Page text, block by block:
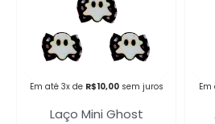
Em até 3x de R$10,00 sem juros
Laço Mini Ghost